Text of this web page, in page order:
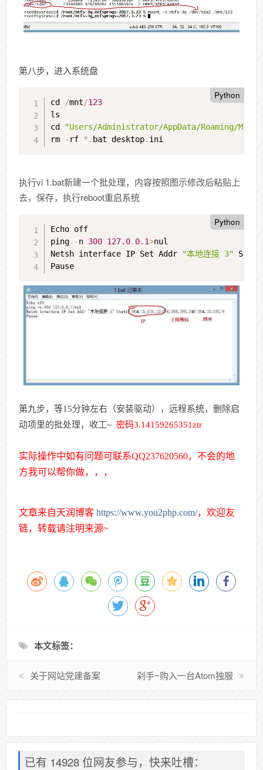
第八步，进入系统盘
Python
cd /mnt/123
ls
cd
"Users/Administrator/AppData/Roaming/
rm
- rf * . bat desktop. ini
执行vi 1.bat新建一个批处理，内容按照图示修改后粘贴上
去，保存，执行reboot重启系统
Python
Echo off
ping
-n 300 127.0. 0.1>nul
Netsh interface IP Set Addr
"本地连接 3"
Pause
第九步，等15分钟左右（安装驱动），远程系统，删除启
动项里的批处理，收工~密码3.14159265351ztr
实际操作中如有问题可联系QQ237620560，不会的地
方我可以帮你做，，，
文章来自天润博客https://www.you2php.com/，欢迎友
链，转载请注明来源~
本文标签：
关于网站党建备案 剁手~购入一台Atom独服
已有 14928 位网友参与，快来吐槽：